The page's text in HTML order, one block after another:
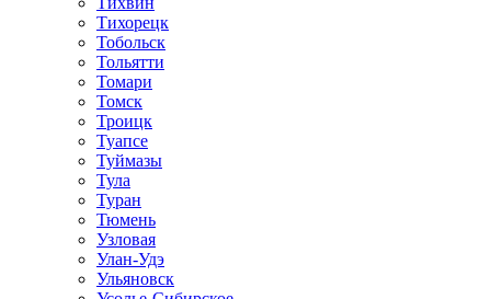
Тихорецк
Тобольск
Тольятти
Томари
Томск
Троицк
Туапсе
Туймазы
Тула
Туран
Тюмень
Узловая
Улан-Удэ
Ульяновск